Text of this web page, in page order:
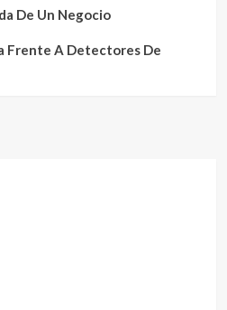
De Un Negocio
Frente A Detectores De